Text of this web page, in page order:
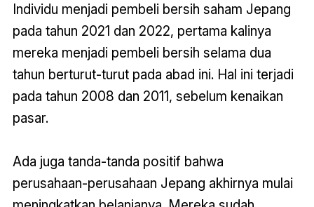
Individu menjadi pembeli bersih saham Jepang
pada tahun 2021 dan 2022, pertama kalinya
mereka menjadi pembeli bersih selama dua
tahun berturut-turut pada abad ini. Hal ini terjadi
pada tahun 2008 dan 2011, sebelum kenaikan
pasar.
Ada juga tanda-tanda positif bahwa
perusahaan-perusahaan Jepang akhirnya mulai